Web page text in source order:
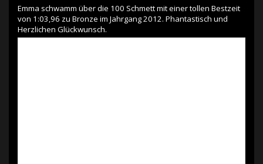
Emma schwamm über die 100 Schmett mit einer tollen Bestzeit
von 1:03,96 zu Bronze im Jahrgang 2012. Phantastisch und
Herzlichen Glückwunsch.